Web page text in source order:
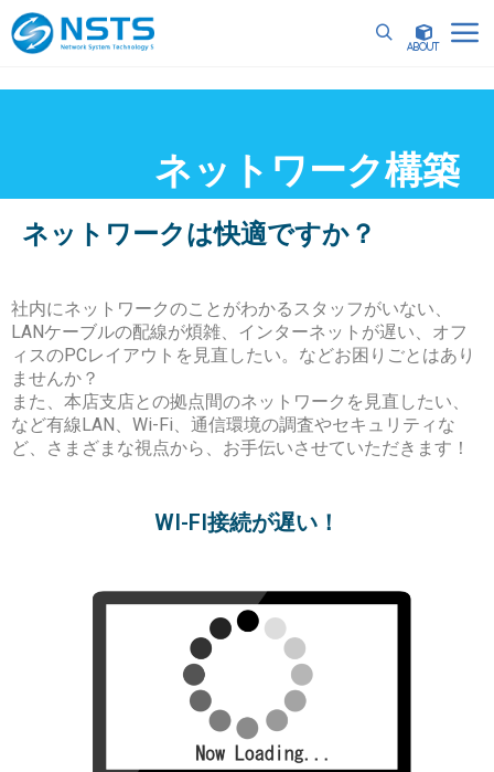
詳細
ネットワーク構築
ネットワークは快適ですか？
社内にネットワークのことがわかるスタッフがいない、
LANケーブルの配線が煩雑、インターネットが遅い、オフ
ィスのPCレイアウトを見直したい。などお困りごとはあり
ませんか？
また、本店支店との拠点間のネットワークを見直したい、
など有線LAN、Wi-Fi、通信環境の調査やセキュリティな
ど、さまざまな視点から、お手伝いさせていただきます！
WI-FI接続が遅い！